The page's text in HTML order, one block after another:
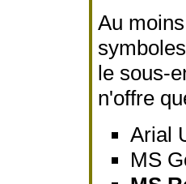
Au
le sous-
n'offre
Arial
MS